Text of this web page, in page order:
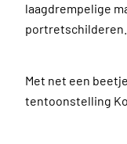
laagdrempelige
portretschilderen.
Met net een
tentoonstelling